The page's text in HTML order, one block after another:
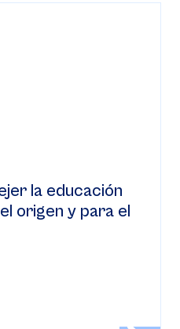
la educación
origen y para el